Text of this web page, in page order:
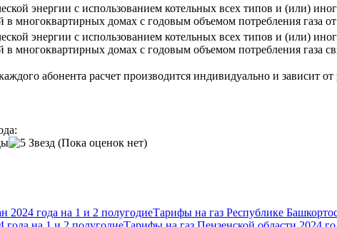
энергии с использованием котельных всех типов и (или)
в многоквартирных домах с годовым объемом потребления газа
энергии с использованием котельных всех типов и (или)
в многоквартирных домах с годовым объемом потребления газа
абонента расчет производится индивидуально и
(Пока оценок нет)
Тарифы на газ Республике